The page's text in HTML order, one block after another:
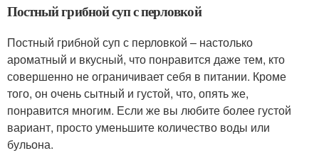
Постный грибной суп с перловкой
Постный грибной суп с перловкой – настолько
ароматный и вкусный, что понравится даже тем, кто
совершенно не ограничивает себя в питании. Кроме
того, он очень сытный и густой, что, опять же,
понравится многим. Если же вы любите более густой
вариант, просто уменьшите количество воды или
бульона.